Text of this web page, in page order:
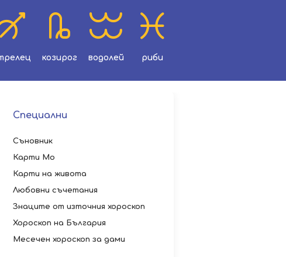
козирог водолей риби
Специални
Съновник
Карти Мо
Карти на живота
Любовни съчетания
Знаците от източния хороскоп
Хороскоп на България
Месечен хороскоп за дами